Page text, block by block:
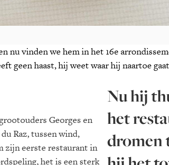
nu vinden we hem in het 16e
geen haast, hij weet waar hij naartoe
Georges en
Raz, tussen wind,
zijn eerste restaurant in
het is een sterk
Nu hij
het
dromen